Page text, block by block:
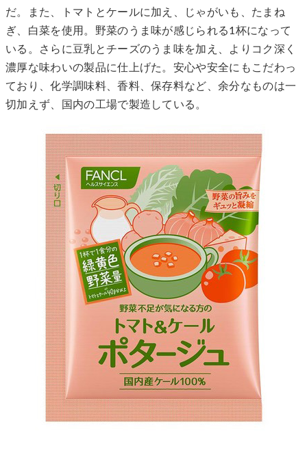
だ。また、トマトとケールに加え、じゃがいも、たまね
ぎ、白菜を使用。野菜のうま味が感じられる1杯になって
いる。さらに豆乳とチーズのうま味を加え、よりコク深く
濃厚な味わいの製品に仕上げた。安心や安全にもこだわっ
ており、化学調味料、香料、保存料など、余分なものは一
切加えず、国内の工場で製造している。